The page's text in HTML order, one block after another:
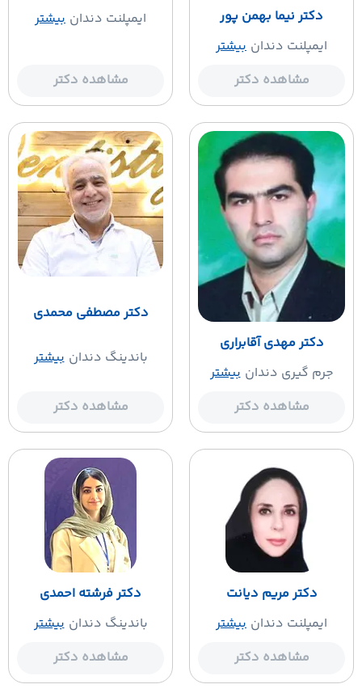
دکتر نیما بهمن پور
ایمپلنت دندان بیشتر
مشاهده دکتر
ایمپلنت دندان بیشتر
مشاهده دکتر
دکتر مهدی آقابراری
جرم گیری دندان بیشتر
مشاهده دکتر
دکتر مصطفی محمدی
باندینگ دندان بیشتر
مشاهده دکتر
دکتر مریم دیانت
ایمپلنت دندان بیشتر
مشاهده دکتر
دکتر فرشته احمدی
باندینگ دندان بیشتر
مشاهده دکتر